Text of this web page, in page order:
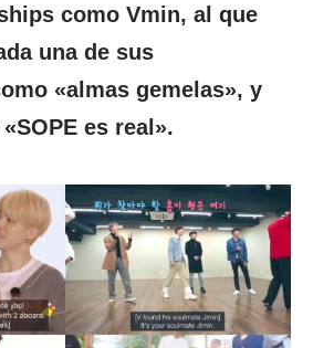
como Vmin, al que
una de sus
«almas gemelas», y
es real».